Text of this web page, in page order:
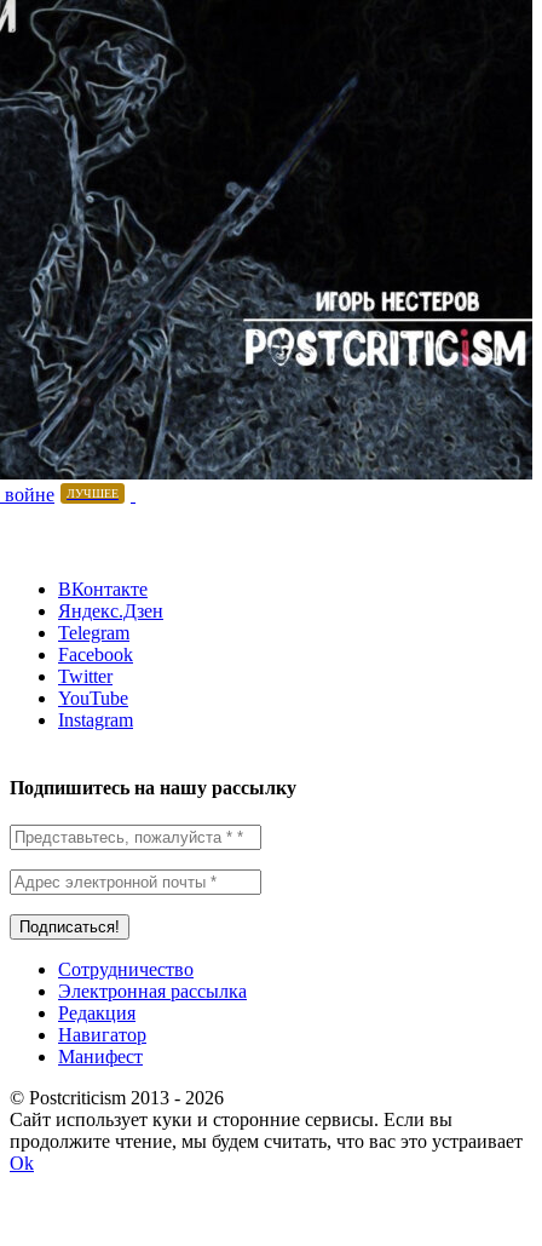
ЛУЧШЕЕ
ВКонтакте
Яндекс.Дзен
Telegram
Facebook
Twitter
YouTube
Instagram
Подпишитесь на нашу рассылку
Сотрудничество
Электронная рассылка
Редакция
Навигатор
Манифест
© Postcriticism 2013 - 2026
Сайт использует куки и сторонние сервисы. Если вы
продолжите чтение, мы будем считать, что вас это устраивает
Ok